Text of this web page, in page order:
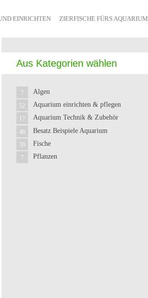
EINRICHTEN ZIERFISCHE FÜRS AQUARIUM
Aus Kategorien wählen
Algen
7
Aquarium einrichten & pflegen
52
Aquarium Technik & Zubehör
17
Besatz Beispiele Aquarium
46
Fische
70
Pflanzen
7